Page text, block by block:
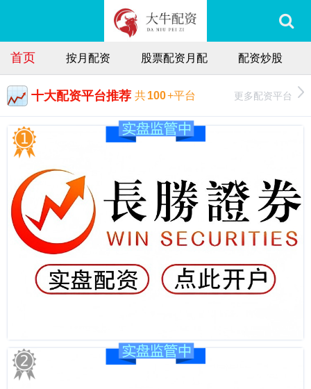
首页 按月配资 股票配资月配 配资炒股
十大配资平台推荐 共100+平台 更多配资平台